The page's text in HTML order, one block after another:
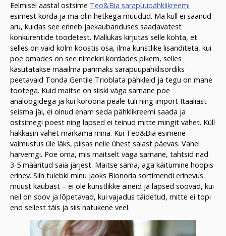
Eelmisel aastal ostsime Teo&Bia sarapuupähklikreemi
esimest korda ja ma olin hetkega müüdud. Ma küll ei saanud
aru, kuidas see erineb jaekaubanduses saadavatest
konkurentide toodetest. Mallukas kirjutas selle kohta, et
selles on vaid kolm koostis osa, ilma kunstlike lisanditeta, kui
poe omades on see nimekiri kordades pikem, selles
kasutatakse maailma parimaks sarapuupähklisordiks
peetavaid Tonda Gentile Trioblata pähkleid ja tegu on mahe
tootega. Kuid maitse on siiski väga sarnane poe
analoogidega ja kui koroona peale tuli ning import Itaaliast
seisma jäi, ei olnud enam seda pähklikreemi saada ja
ostsimegi poest ning lapsed ei teinud mitte mingit vahet. Küll
hakkasin vahet märkama mina. Kui Teo&Bia esimene
vaimustus üle läks, piisas neile ühest saiast päevas. Vahel
harvemgi. Poe oma, mis maitselt väga sarnane, tahtsid nad
3-5 määritud saia järjest. Maitse sama, aga käitumine hoopis
erinev. Siin tulebki minu jaoks Bionoria sortimendi erinevus
muust kaubast – ei ole kunstlikke aineid ja lapsed söövad, kui
neil on soov ja lõpetavad, kui vajadus täidetud, mitte ei topi
end sellest täis ja siis natukene veel.